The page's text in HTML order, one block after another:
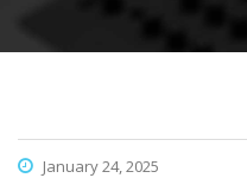
January 24, 2025